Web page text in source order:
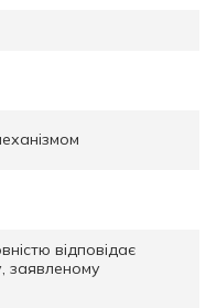
відповідає
заявленому